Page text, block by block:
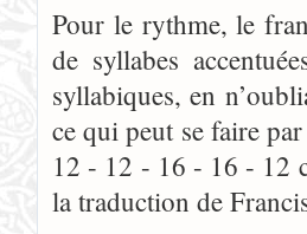
Pour le rythme, le
de syllabes
syllabiques, en
ce qui peut se faire
12 - 12 - 16 - 16 - 12
la traduction de